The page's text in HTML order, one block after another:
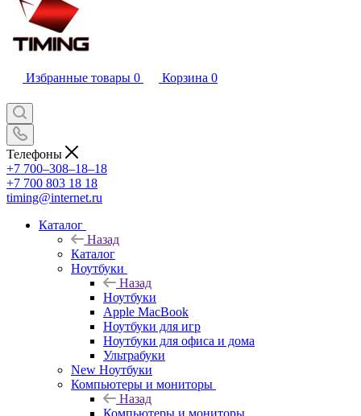
Избранные товары 0 Корзина 0
Телефоны
+7 700‒308‒18‒18
+7 700 803 18 18
timing@internet.ru
Каталог
Назад
Каталог
Ноутбуки
Назад
Ноутбуки
Apple MacBook
Ноутбуки для игр
Ноутбуки для офиса и дома
Ультрабуки
New Ноутбуки
Компьютеры и мониторы
Назад
Компьютеры и мониторы